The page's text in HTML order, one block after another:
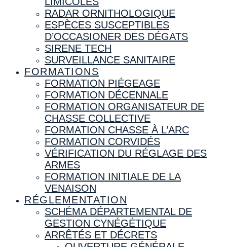
RADAR ORNITHOLOGIQUE
ESPÈCES SUSCEPTIBLES
D’OCCASIONER DES DÉGATS
SIRENE TECH
SURVEILLANCE SANITAIRE
FORMATIONS
FORMATION PIÉGEAGE
FORMATION DÉCENNALE
FORMATION ORGANISATEUR DE
CHASSE COLLECTIVE
FORMATION CHASSE À L’ARC
FORMATION CORVIDÉS
VÉRIFICATION DU RÉGLAGE DES
ARMES
FORMATION INITIALE DE LA
VENAISON
RÉGLEMENTATION
SCHÉMA DÉPARTEMENTAL DE
GESTION CYNÉGÉTIQUE
ARRÊTÉS ET DÉCRETS